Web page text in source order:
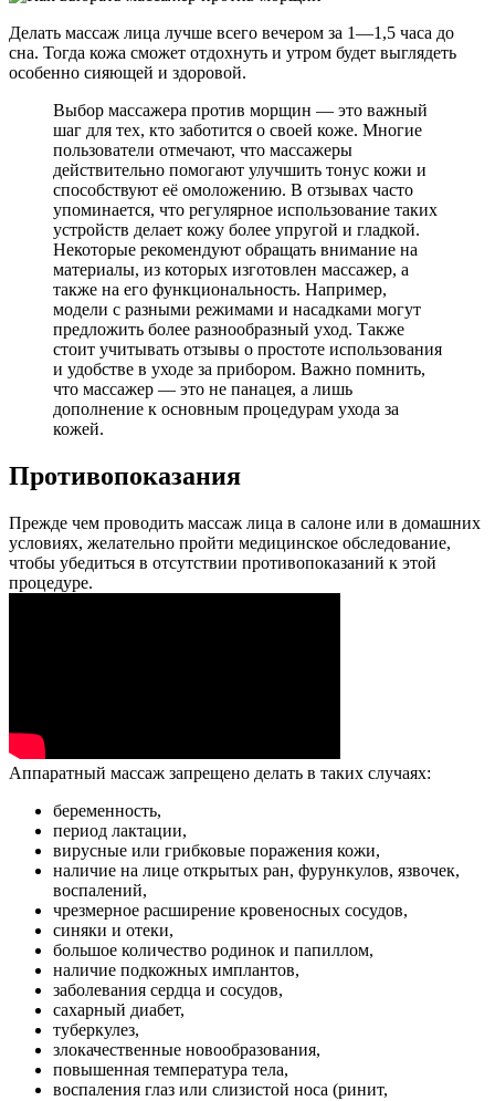
Делать массаж лица лучше всего вечером за 1—1,5 часа до
сна. Тогда кожа сможет отдохнуть и утром будет выглядеть
особенно сияющей и здоровой.
Выбор массажера против морщин — это важный
шаг для тех, кто заботится о своей коже. Многие
пользователи отмечают, что массажеры
действительно помогают улучшить тонус кожи и
способствуют её омоложению. В отзывах часто
упоминается, что регулярное использование таких
устройств делает кожу более упругой и гладкой.
Некоторые рекомендуют обращать внимание на
материалы, из которых изготовлен массажер, а
также на его функциональность. Например,
модели с разными режимами и насадками могут
предложить более разнообразный уход. Также
стоит учитывать отзывы о простоте использования
и удобстве в уходе за прибором. Важно помнить,
что массажер — это не панацея, а лишь
дополнение к основным процедурам ухода за
кожей.
Противопоказания
Прежде чем проводить массаж лица в салоне или в домашних
условиях, желательно пройти медицинское обследование,
чтобы убедиться в отсутствии противопоказаний к этой
процедуре.
Аппаратный массаж запрещено делать в таких случаях:
беременность,
период лактации,
вирусные или грибковые поражения кожи,
наличие на лице открытых ран, фурункулов, язвочек,
воспалений,
чрезмерное расширение кровеносных сосудов,
синяки и отеки,
большое количество родинок и папиллом,
наличие подкожных имплантов,
заболевания сердца и сосудов,
сахарный диабет,
туберкулез,
злокачественные новообразования,
повышенная температура тела,
воспаления глаз или слизистой носа (ринит,